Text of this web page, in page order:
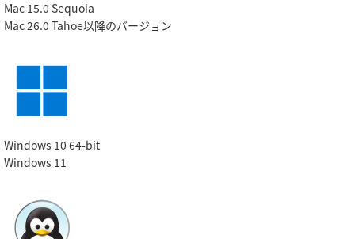
Mac 15.0 Sequoia
Mac 26.0 Tahoe以降のバージョン
Windows 10 64-bit
Windows 11